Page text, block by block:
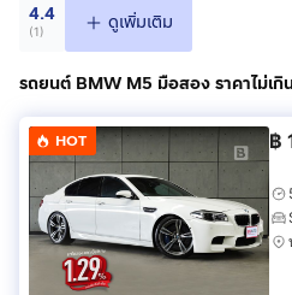
4.4
(1) ดูเพิ่มเติม
รถยนต์ BMW M5 มือสอง ราคาไม่เ
HOT ฿